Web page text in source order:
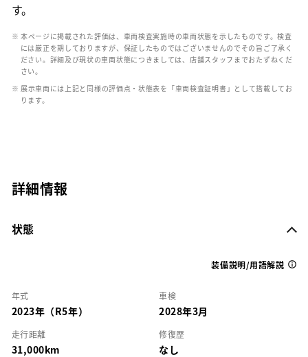
す。
※ 本ページに掲載された評価は、車両検査実施時の車両状態を示したものです。検査
には厳正を期しておりますが、保証したものではございませんのでその旨ご了承く
ださい。詳細及び現状の車両状態につきましては、店舗スタッフまでおたずねくだ
さい。
※ 展示車両には上記と同様の評価点・状態表を「車両検査証明書」として搭載してお
ります。
詳細情報
状態
装備説明/用語解説
年式
2023年（R5年）
車検
2028年3月
走行距離
31,000km
修復歴
なし